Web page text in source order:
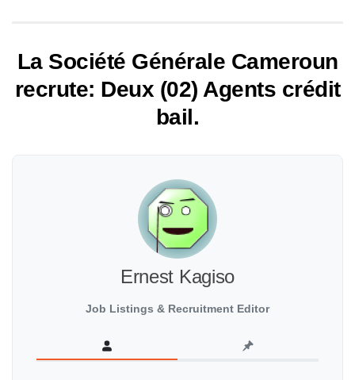
La Société Générale Cameroun
recrute: Deux (02) Agents crédit
bail.
Ernest Kagiso
Job Listings & Recruitment Editor